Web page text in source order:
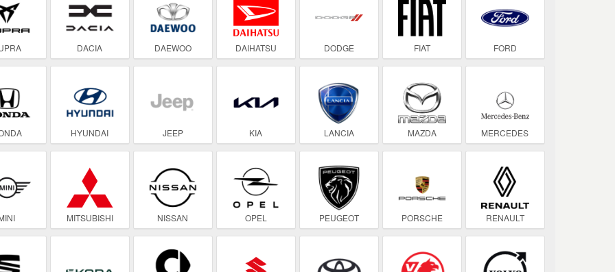
DACIA DAEWOO DAIHATSU DODGE FIAT FORD
HYUNDAI JEEP KIA LANCIA MAZDA MERCEDES
MITSUBISHI NISSAN OPEL PEUGEOT PORSCHE RENAULT